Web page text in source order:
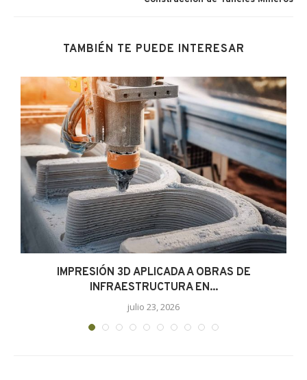
TAMBIÉN TE PUEDE INTERESAR
IMPRESIÓN 3D APLICADA A OBRAS DE
INFRAESTRUCTURA EN...
julio 23, 2026